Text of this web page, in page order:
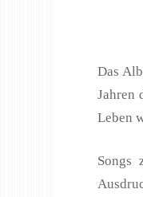
Das
Jahren
Leben
Songs